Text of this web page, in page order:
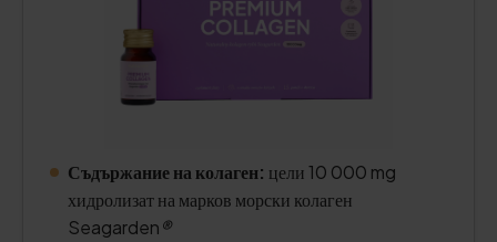
Съдържание на колаген: цели 10 000 mg
хидролизат на марков морски колаген
Seagarden®